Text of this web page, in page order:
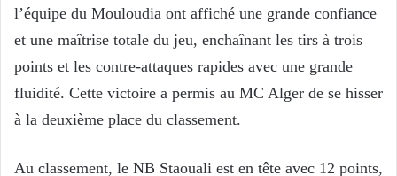
l’équipe du Mouloudia ont affiché une grande confiance
et une maîtrise totale du jeu, enchaînant les tirs à trois
points et les contre-attaques rapides avec une grande
fluidité. Cette victoire a permis au MC Alger de se hisser
à la deuxième place du classement.
Au classement, le NB Staouali est en tête avec 12 points,